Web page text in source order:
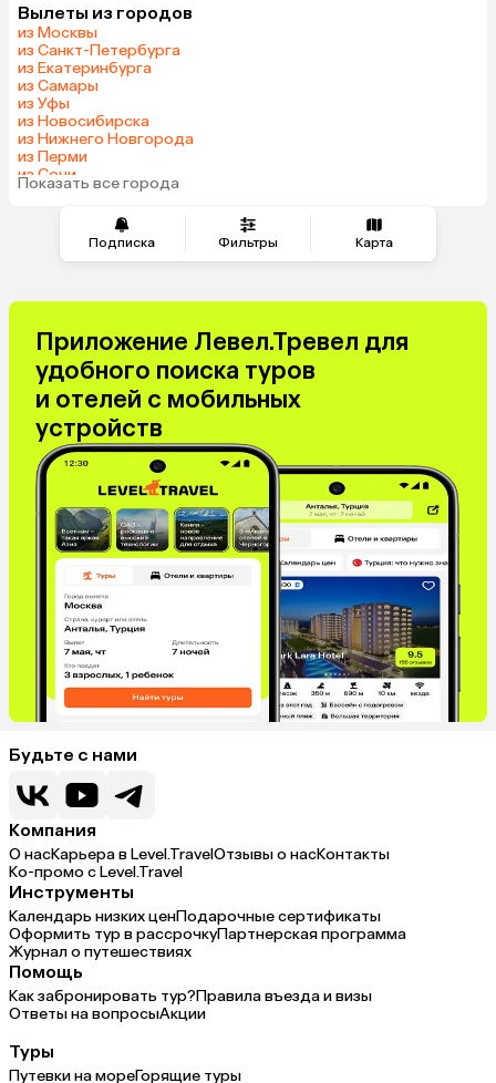
Подписка Фильтры Карта
Вылеты из городов
из Москвы
из Санкт-Петербурга
из Екатеринбурга
из Самары
из Уфы
из Новосибирска
из Нижнего Новгорода
из Перми
из Сочи
из Челябинска
Показать все города
Приложение Левел.Тревел для
удобного поиска туров
и отелей с мобильных
устройств
Будьте с нами
Компания
О насКарьера в Level.TravelОтзывы о насКонтакты
Ко-промо с Level.Travel
Инструменты
Календарь низких ценПодарочные сертификаты
Оформить тур в рассрочкуПартнерская программа
Журнал о путешествиях
Помощь
Как забронировать тур?Правила въезда и визы
Ответы на вопросыАкции
Туры
Путевки на мореГорящие туры